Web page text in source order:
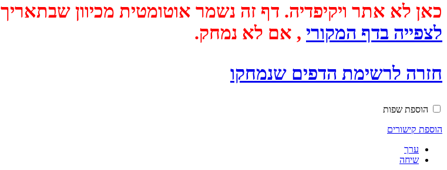
כאן לא אתר ויקיפדיה. דף זה נשמר אוטומטית מכיוון שבתאריך 2024-08-08 התקיים דיון האם למחוק אותו.
לצפייה בדף המקורי , אם לא נמחק.
חזרה לרשימת הדפים שנמחקו
הוספת שפות
הוספת קישורים
ערך
שיחה